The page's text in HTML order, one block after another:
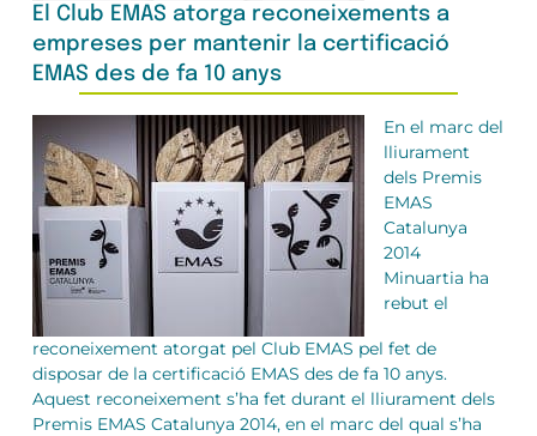
El Club EMAS atorga reconeixements a
empreses per mantenir la certificació
EMAS des de fa 10 anys
En el marc del
lliurament
dels Premis
EMAS
Catalunya
2014
Minuartia ha
rebut el
reconeixement atorgat pel Club EMAS pel fet de
disposar de la certificació EMAS des de fa 10 anys.
Aquest reconeixement s’ha fet durant el lliurament dels
Premis EMAS Catalunya 2014, en el marc del qual s’ha